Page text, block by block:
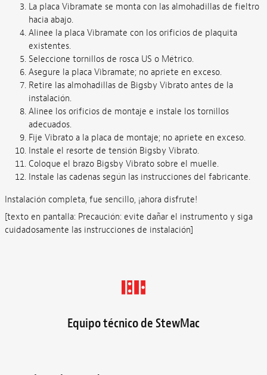
La placa Vibramate se monta con las almohadillas de fieltro
hacia abajo.
Alinee la placa Vibramate con los orificios de plaquita
existentes.
Seleccione tornillos de rosca US o Métrico.
Asegure la placa Vibramate; no apriete en exceso.
Retire las almohadillas de Bigsby Vibrato antes de la
instalación.
Alinee los orificios de montaje e instale los tornillos
adecuados.
Fije Vibrato a la placa de montaje; no apriete en exceso.
Instale el resorte de tensión Bigsby Vibrato.
Coloque el brazo Bigsby Vibrato sobre el muelle.
Instale las cadenas según las instrucciones del fabricante.
Instalación completa, fue sencillo, ¡ahora disfrute!
[texto en pantalla: Precaución: evite dañar el instrumento y siga
cuidadosamente las instrucciones de instalación]
Equipo técnico de StewMac